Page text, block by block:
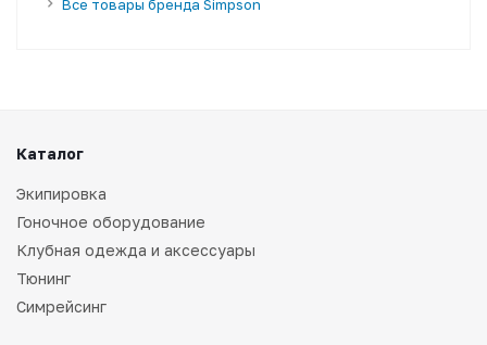
Все товары бренда Simpson
Каталог
Экипировка
Гоночное оборудование
Клубная одежда и аксессуары
Тюнинг
Симрейсинг